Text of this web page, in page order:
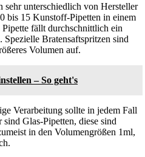
sehr unterschiedlich von Hersteller
bis 15 Kunstoff-Pipetten in einem
fällt durchschnittlich ein
Bratensaftspritzen sind
Volumen auf.
– So geht's
Verarbeitung sollte in jedem Fall
Glas-Pipetten, diese sind
in den Volumengrößen 1ml,